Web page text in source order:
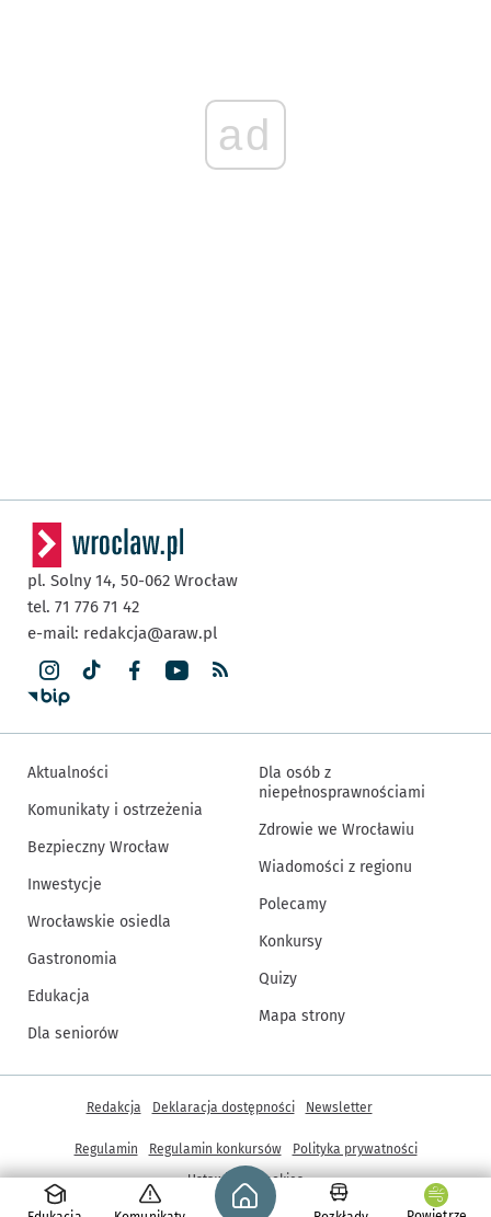
ad
Strona główna - wroclaw.pl
pl. Solny 14, 50-062 Wrocław
tel. 71 776 71 42
e-mail: redakcja@araw.pl
Aktualności
Komunikaty i ostrzeżenia
Bezpieczny Wrocław
Inwestycje
Wrocławskie osiedla
Gastronomia
Edukacja
Dla seniorów
Dla osób z
niepełnosprawnościami
Zdrowie we Wrocławiu
Wiadomości z regionu
Polecamy
Konkursy
Quizy
Mapa strony
Inne informacje
Redakcja Deklaracja dostępności Newsletter
Regulamin Regulamin konkursów
Polityka prywatności
Ustawienia cookies